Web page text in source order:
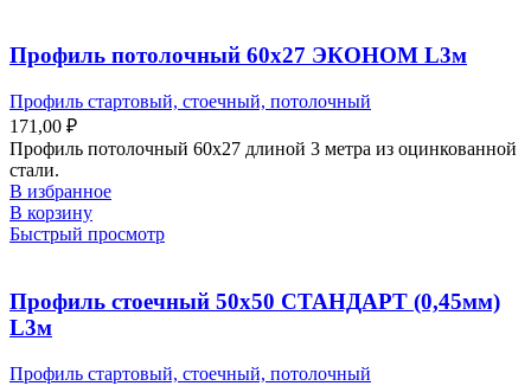
Профиль потолочный 60х27 ЭКОНОМ L3м
Профиль стартовый, стоечный, потолочный
171,00 ₽
Профиль потолочный 60х27 длиной 3 метра из оцинкованной
стали.
В избранное
В корзину
Быстрый просмотр
Профиль стоечный 50х50 СТАНДАРТ (0,45мм)
L3м
Профиль стартовый, стоечный, потолочный